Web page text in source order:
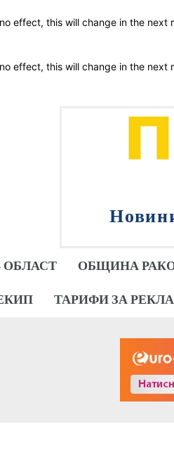
effect, this will change in the next
effect, this will change in the next
ОБЛАСТ ОБЩИНА
ТАРИФИ ЗА